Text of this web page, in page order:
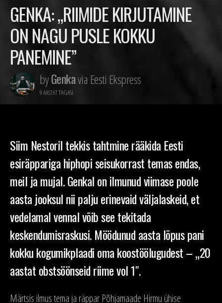
GENKA: „RIIMIDE KIRJUTAMINE
ON NAGU PUSLE KOKKU
PANEMINE”
byGenkavia Eesti Ekspress
9 AASTAT TAGASI
Siim Nestoril tekkis tahtmine rääkida Eesti
esiräppariga hiphopi seisukorrast temas endas,
meil ja mujal. Genkal on ilmunud viimase poole
aasta jooksul nii palju erinevaid väljalaskeid, et
vedelamal vennal võib see tekitada
keskendumisraskusi. Möödunud aasta lõpus pani
kokku kogumikplaadi oma koostöölugudest – „20
aastat obstsöönseid riime vol 1″.
Märtsis ilmus tema ja räppar Põhjamaade Hirmu ühise